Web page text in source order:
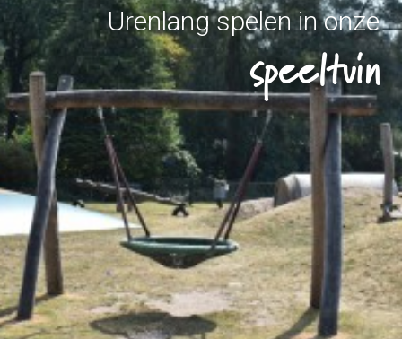
Urenlang spelen in onze
speeltuin